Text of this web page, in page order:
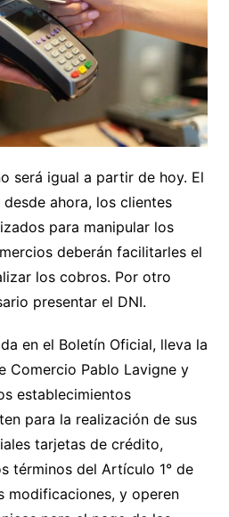
será igual a partir de hoy. El
ahora, los clientes
para manipular los
deberán facilitarles el
los cobros. Por otro
presentar el DNI.
en el Boletín Oficial, lleva la
Comercio Pablo Lavigne y
establecimientos
para la realización de sus
tarjetas de crédito,
términos del Artículo 1° de
modificaciones, y operen